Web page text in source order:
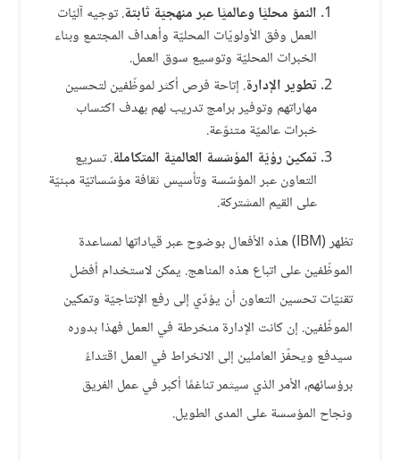
النموّ محليًّا وعالميًّا عبر منهجيّة ثابتة. توجيه آليّات
العمل وفق الأولويّات المحليّة وأهداف المجتمع وبناء
الخبرات المحليّة وتوسيع سوق العمل.
تطوير الإدارة. إتاحة فرص أكثر لموظّفين لتحسين
مهاراتهم وتوفير برامج تدريب لهم بهدف اكتساب
خبرات عالميّة متنوّعة.
تمكين رؤيّة المؤسّسة العالميّة المتكاملة. تسريع
التعاون عبر المؤسّسة وتأسيس ثقافة مؤسّساتيّة مبنيّة
على القيم المشتركة.
تظهر (IBM) هذه الأفعال بوضوح عبر قياداتها لمساعدة
الموظّفين على اتباع هذه المناهج. يمكن لاستخدام أفضل
تقنيّات تحسين التعاون أن يؤدّي إلى رفع الإنتاجيّة وتمكين
الموظّفين. إن كانت الإدارة منخرطة في العمل فهذا بدوره
سيدفع ويحفّز العاملين إلى الانخراط في العمل اقتداءً
برؤسائهم، الأمر الذي سيثمر تناغمًا أكبر في عمل الفريق
ونجاح المؤسسة على المدى الطويل.